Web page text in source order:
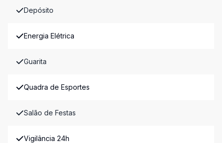
Depósito
Energia Elétrica
Guarita
Quadra de Esportes
Salão de Festas
Vigilância 24h